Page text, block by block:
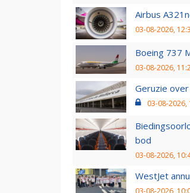
Airbus
03-08-2026,
Boeing 737
03-08-2026,
Geruzie
03-08-2026,
bod
03-08-2026,
WestJet
03-08-2026,